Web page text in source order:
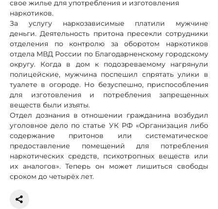
свое жилье для употребления и изготовления
наркотиков.
За услугу наркозависимые платили мужчине
деньги. Деятельность притона пресекли сотрудники
отделения по контролю за оборотом наркотиков
отдела МВД России по Благодарненскому городскому
округу. Когда в дом к подозреваемому нагрянули
полицейские, мужчина поспешил спрятать улики в
туалете в огороде. Но безуспешно, приспособления
для изготовления и потребления запрещенных
веществ были изъяты.
Отдел дознания в отношении гражданина возбудил
уголовное дело по статье УК РФ «Организация либо
содержание притонов или систематическое
предоставление помещений для потребления
наркотических средств, психотропных веществ или
их аналогов». Теперь он может лишиться свободы
сроком до четырёх лет.